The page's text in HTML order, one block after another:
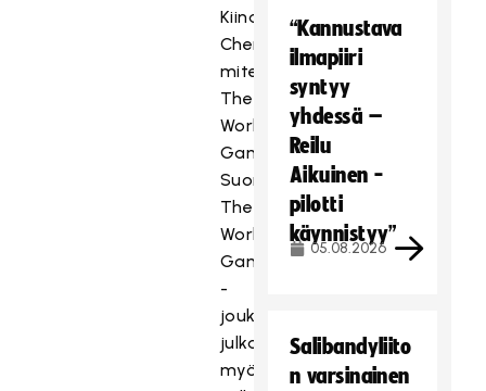
Kiinan
Chengdussa
miteltävä
The
World
Games.
Suomen
The
World
Games
-
joukkueet
julkaistaan
myöhemmin
“Kannustava
ilmapiiri
syntyy
yhdessä –
Reilu
Aikuinen -
pilotti
käynnistyy”
05.08.2026
Salibandyliito
n varsinainen